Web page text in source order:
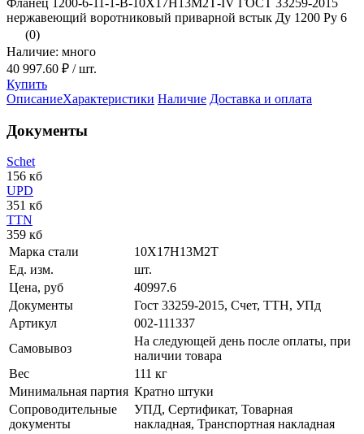
нержавеющий воротниковый приварной встык Ду 1200 Ру 6
(0)
Наличие: много
40 997.60 ₽ / шт.
Купить
ОписаниеХарактеристики Наличие Доставка и оплата
Документы
Schet
156 кб
UPD
351 кб
TTN
359 кб
Марка стали
10Х17Н13М2Т
Ед. изм.
шт.
Цена, руб
40997.6
Документы
Гост 33259-2015, Счет, ТТН, УПд
Артикул
002-111337
Самовывоз
На следующей день после оплаты, при
наличии товара
Вес
111 кг
Минимальная партия Кратно штуки
Сопроводительные
документы
УПД, Сертификат, Товарная
накладная, Транспортная накладная